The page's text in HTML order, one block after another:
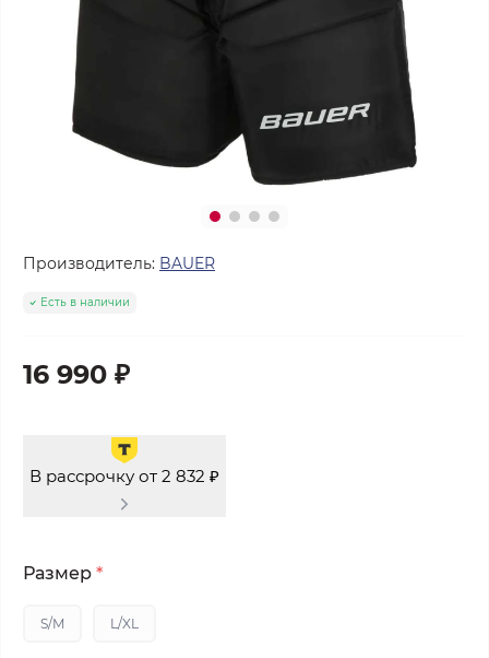
Производитель: BAUER
Есть в наличии
16 990 ₽
В рассрочку от 2 832 ₽
Размер *
S/M L/XL